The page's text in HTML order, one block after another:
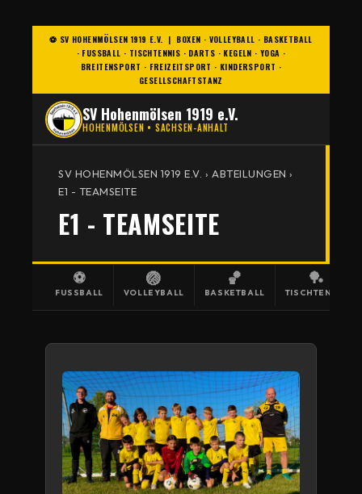
⚽ SV HOHENMÖLSEN 1919 E.V. | BOXEN · VOLLEYBALL · BASKETBALL
· FUSSBALL · TISCHTENNIS · DARTS · KEGELN · YOGA · B
REITENSPORT · FREIZEITSPORT · KINDERSPORT · G
ESELLSCHAFTSTANZ
SV Hohenmölsen 1919 e.V.
HOHENMÖLSEN • SACHSEN-ANHALT
SV HOHENMÖLSEN 1919 E.V. › ABTEILUNGEN ›
E1 - TEAMSEITE
E1 - TEAMSEITE
⚽
FUSSBALL
🏐
VOLLEYBALL
🏀
BASKETBALL
🏓
TISCHTENNIS